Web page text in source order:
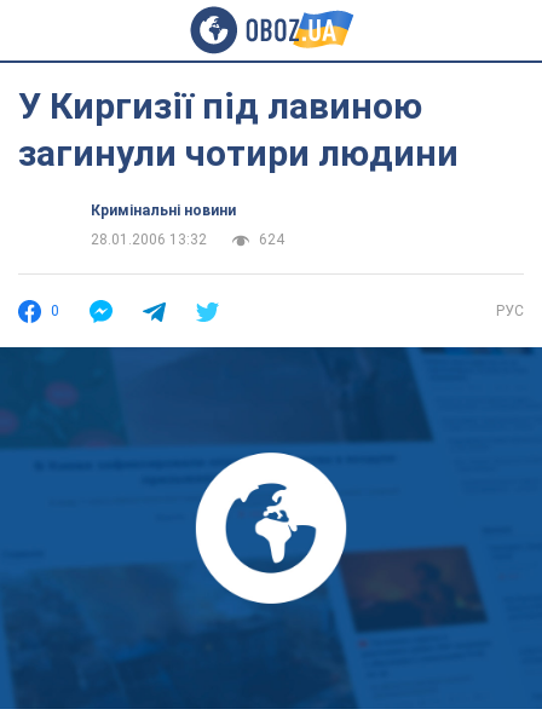
У Киргизії під лавиною
загинули чотири людини
Кримінальні новини
28.01.2006 13:32
624
0 РУС